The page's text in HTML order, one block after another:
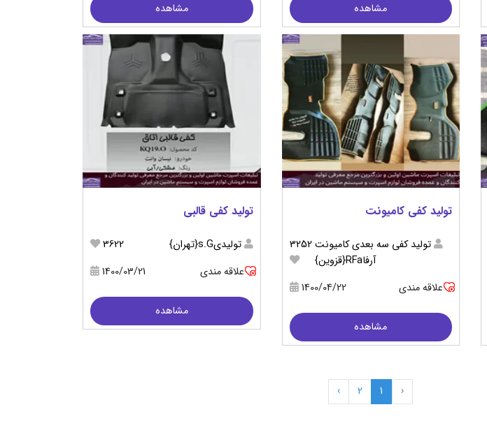
مشاهده مشاهده
تولید کفی کامیونت
تولید کفی سه بعدی کامیونت
آرفاRFa{قزوین}
3252
علاقه مندی 1400/04/22
مشاهده
تولید کفی قالبی
تولیدیs.G{تهران}
3622
علاقه مندی
1400/03/21
مشاهده
‹
1
2
›